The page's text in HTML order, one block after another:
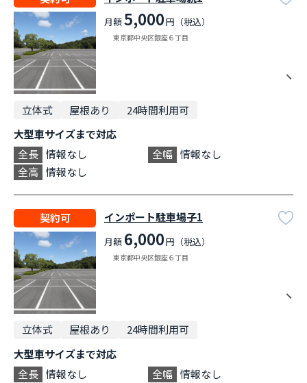
月額5,000円（税込）
東京都中央区銀座６丁目
立体式 屋根あり
24時間利用可
大型車サイズまで対応
全長 情報なし 全幅 情報なし
全高 情報なし
契約可 インポート駐車場子1
月額 6,000円（税込）
東京都中央区銀座６丁目
立体式 屋根あり
24時間利用可
大型車サイズまで対応
全長 情報なし 全幅 情報なし